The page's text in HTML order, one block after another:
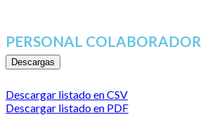
PERSONAL COLABORADOR
Descargas
Descargar listado en CSV
Descargar listado en PDF